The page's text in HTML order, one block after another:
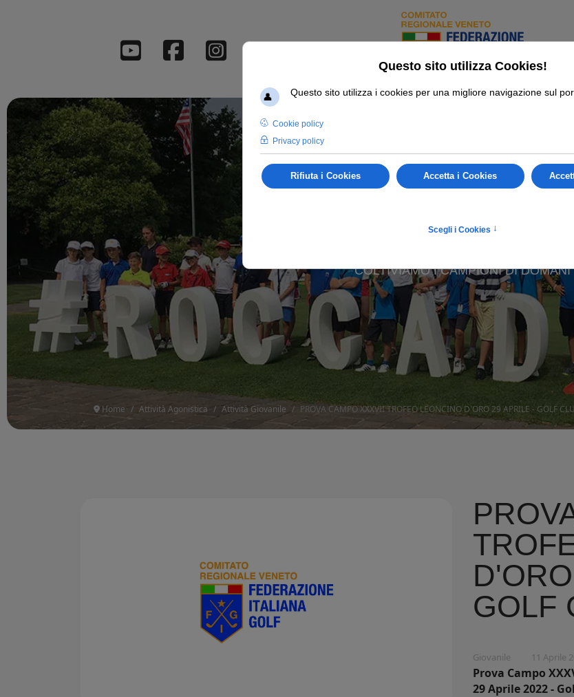
Youtube
Facebook
Instagram
ATTIVITÀ
COLTIVIAMO I CAMPIONI DI DOMANI
Home Attività Agonistica Attività Giovanile PROVA CAMPO XXXVII TROFEO LEONCINO D'ORO 29 APRILE - GOLF
GOLF
Giovanile 11 Aprile
Prova Campo
29 Aprile 2022 -